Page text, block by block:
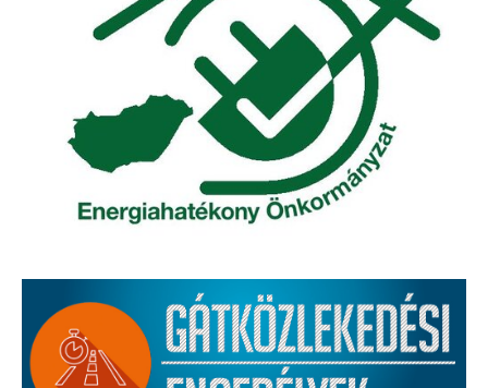
ÖNKORMÁNYZAT
Képviselő-testület
Képviselő-testületi ülések
Bizottságok
Bizottsági ülések
A helyi választási bizottság
A helyi választási bizottság határozatai